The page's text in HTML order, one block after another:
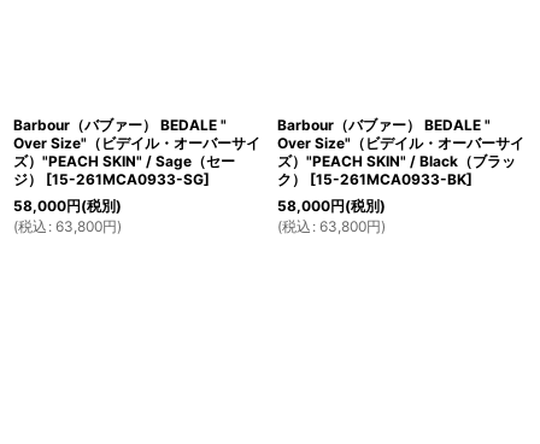
Barbour（バブァー） BEDALE "
Over Size"（ビデイル・オーバーサイ
ズ）"PEACH SKIN" / Sage（セー
ジ）
[15-261MCA0933-SG]
58,000円(税別)
(税込 : 63,800円)
Barbour（バブァー） BEDALE "
Over Size"（ビデイル・オーバーサイ
ズ）"PEACH SKIN" / Black（ブラッ
ク）
[15-261MCA0933-BK]
58,000円(税別)
(税込 : 63,800円)